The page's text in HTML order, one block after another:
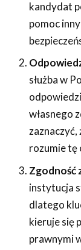
kandydat
pomoc
służba w
własnego
rozumie tę
Zgodność
instytucja
dlatego
kieruje się
prawnymi